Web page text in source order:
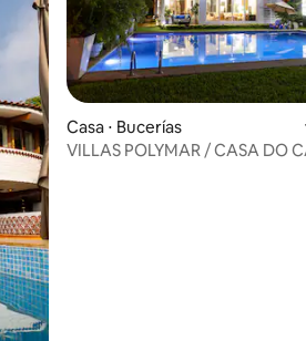
Casa ⋅ Bucerías
VILLAS POLYMAR / CASA DO